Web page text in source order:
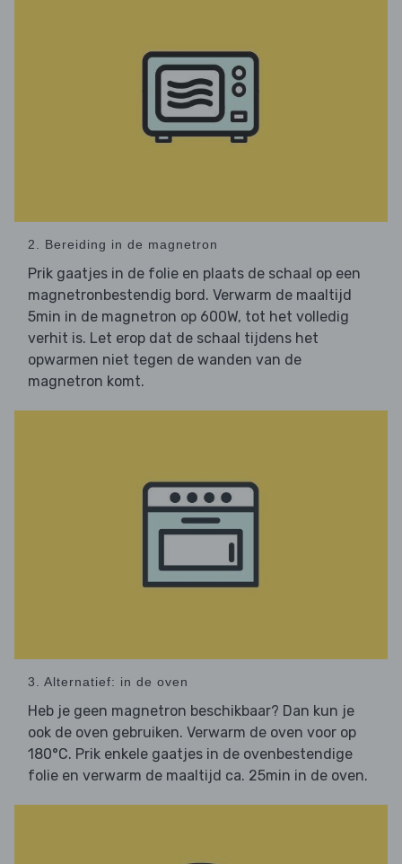
2. Bereiding in de magnetron
Prik gaatjes in de folie en plaats de schaal op een
magnetronbestendig bord. Verwarm de maaltijd
5min in de magnetron op 600W, tot het volledig
verhit is. Let erop dat de schaal tijdens het
opwarmen niet tegen de wanden van de
magnetron komt.
3. Alternatief: in de oven
Heb je geen magnetron beschikbaar? Dan kun je
ook de oven gebruiken. Verwarm de oven voor op
180°C. Prik enkele gaatjes in de ovenbestendige
folie en verwarm de maaltijd ca. 25min in de oven.